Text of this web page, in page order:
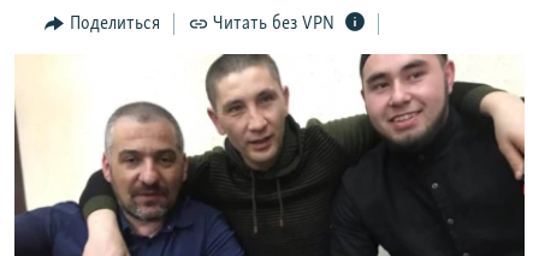
поискуИНФОГРАФИКА
ТЕЛЕПРОЕКТ КРЫМ.РЕАЛИИ
СОВЕТЫ ПРАВОЗАЩИТНИКОВ
ПРОПАВШИЕ БЕЗ ВЕСТИ
ПОБЕДИТЕЛЕЙ НЕ СУДЯТ?
КРЫМ.НЕПОКОРЕННЫЙ
КАК ОБОЙТИ БЛОКИРОВКУ
Qırımtatar
ПРИСОЕДИНЯЙТЕСЬ!
Поделиться Читать без VPN